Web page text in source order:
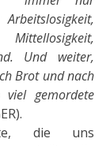
Und weiter,
Brot und nach
gemordete
die uns